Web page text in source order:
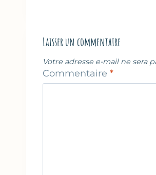
Laisser un commentaire
Votre adresse e-mail ne sera
Commentaire *